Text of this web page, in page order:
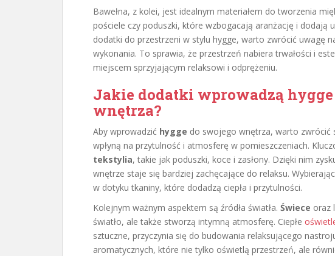
Bawełna, z kolei, jest idealnym materiałem do tworzenia
pościele czy poduszki, które wzbogacają aranżację i dodają
dodatki do przestrzeni w stylu hygge, warto zwrócić uwagę
wykonania. To sprawia, że przestrzeń nabiera trwałości i
miejscem sprzyjającym relaksowi i odprężeniu.
Jakie dodatki wprowadzą hygge
wnętrza?
Aby wprowadzić hygge do swojego wnętrza, warto zwrócić
wpłyną na przytulność i atmosferę w pomieszczeniach.
tekstylia, takie jak poduszki, koce i zasłony. Dzięki nim
wnętrze staje się bardziej zachęcające do relaksu.
w dotyku tkaniny, które dodadzą ciepła i przytulności.
Kolejnym ważnym aspektem są źródła światła. Świece oraz
światło, ale także stworzą intymną atmosferę. Ciepłe
sztuczne, przyczynia się do budowania relaksującego
aromatycznych, które nie tylko oświetlą przestrzeń, ale